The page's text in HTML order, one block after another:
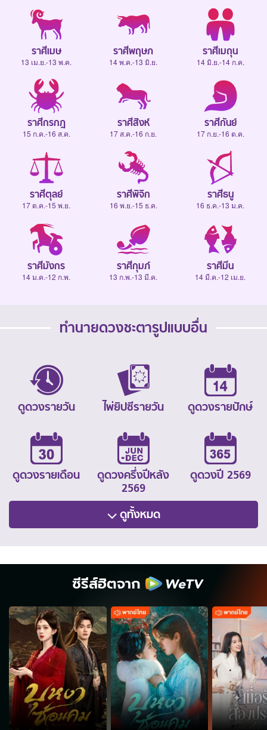
ราศีเมษ
13 เม.ย.-13 พ.ค.
ราศีพฤษภ
14 พ.ค.-13 มิ.ย.
ราศีเมถุน
14 มิ.ย.-14 ก.ค.
ราศีกรกฎ
15 ก.ค.-16 ส.ค.
ราศีสิงห์
17 ส.ค.-16 ก.ย.
ราศีกันย์
17 ก.ย.-16 ต.ค.
ราศีตุลย์
17 ต.ค.-15 พ.ย.
ราศีพิจิก
16 พ.ย.-15 ธ.ค.
ราศีธนู
16 ธ.ค.-13 ม.ค.
ราศีมังกร
14 ม.ค.-12 ก.พ.
ราศีกุมภ์
13 ก.พ.-13 มี.ค.
ราศีมีน
14 มี.ค.-12 เม.ย.
ทำนายดวงชะตารูปแบบอื่น
ดูดวงรายวัน ไพ่ยิปซีรายวัน ดูดวงรายปักษ์
ดูดวงรายเดือน
ดูดวงครึ่งปีหลัง
2569
ดูดวงปี 2569
ดูทั้งหมด
ซีรีส์ฮิตจาก